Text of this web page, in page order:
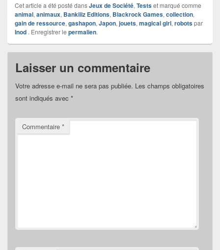
Cet article a été posté dansJeux de Société, Testset marqué comme
animal, animaux, Bankiiiz Editions, Blackrock Games, collection,
gain de ressource, gashapon, Japon, jouets, magical girl, robotspar
Inod . Enregistrer le permalien.
Laisser un commentaire
Votre adresse e-mail ne sera pas publiée. Les champs obligatoires
sont indiqués avec *
Commentaire *